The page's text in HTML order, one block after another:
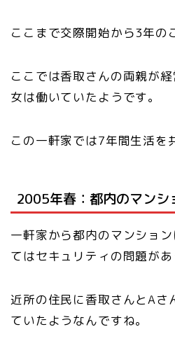
ここまで交際開始から3年の
ここでは香取さんの両親が
女は働いていたようです。
この一軒家では7年間生活を
2005年春：都内のマンシ
一軒家から都内のマンショ
てはセキュリティの問題があ
近所の住民に香取さんとAさ
ていたようなんですね。